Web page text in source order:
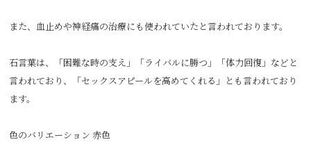
また、血止めや神経痛の治療にも使われていたと言われております。
石言葉は、「困難な時の支え」「ライバルに勝つ」「体力回復」などと
言われており、「セックスアピールを高めてくれる」とも言われており
ます。
色のバリエーション 赤色